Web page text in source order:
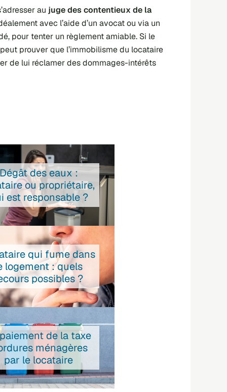
au juge des contentieux de la
avec l’aide d’un avocat ou via un
pour tenter un règlement amiable. Si le
prouver que l’immobilisme du locataire
de lui réclamer des dommages-intérêts
des eaux :
ou propriétaire,
est responsable ?
qui fume dans
logement : quels
possibles ?
de la taxe
ménagères
par le locataire